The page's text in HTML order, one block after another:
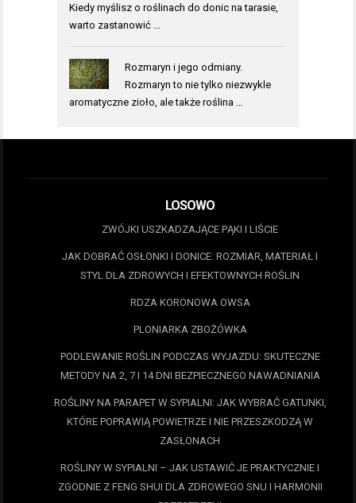
Kiedy myślisz o roślinach do donic na tarasie,
warto zastanowić …
Rozmaryn i jego odmiany.
Rozmaryn to nie tylko niezwykle
aromatyczne zioło, ale także roślina …
LOSOWO
ZWÓJKI USZKADZAJĄCE PĄKI I LIŚCIE
JAK DOBRAĆ OSŁONKI I DONICE: ROZMIAR, MATERIAŁ I
STYL DLA ZDROWYCH I EFEKTOWNYCH ROŚLIN
RDZA KORONOWA OWSA
PLONIARKA ZBOŻÓWKA
PODLEWANIE ROŚLIN PODCZAS WYJAZDU: SKUTECZNE
METODY NA 2, 7 I 14 DNI BEZPIECZNEGO NAWADNIANIA
ROŚLINY NA PARAPET W SYPIALNI: JAK WYBRAĆ GATUNKI,
KTÓRE POPRAWIĄ POWIETRZE I NIE PRZESZKODZĄ W
ZASŁONACH
ROŚLINY W SYPIALNI – JAK USTAWIĆ JE PRAKTYCZNIE I
ZGODNIE Z FENG SHUI DLA ZDROWEGO SNU I HARMONII